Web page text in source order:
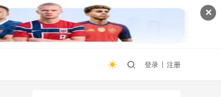
✕
登录 注册